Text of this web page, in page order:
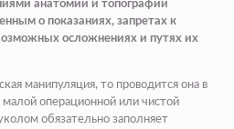
анатомии и топографии
о показаниях, запретах к
осложнениях и путях их
манипуляция, то проводится она в
малой операционной или чистой
обязательно заполняет